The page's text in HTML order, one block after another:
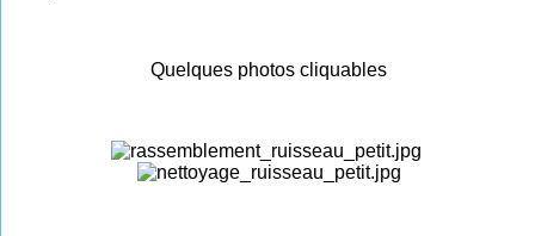
Quelques photos cliquables